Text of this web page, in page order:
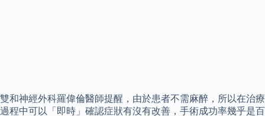
雙和神經外科羅偉倫醫師提醒，由於患者不需麻醉，所以在治療
過程中可以「即時」確認症狀有沒有改善，手術成功率幾乎是百